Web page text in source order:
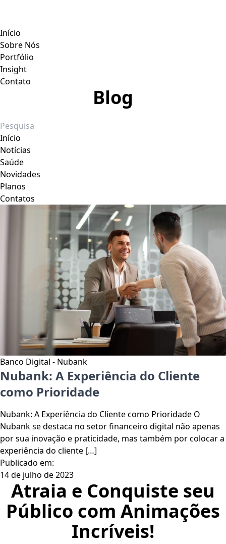
Início
Sobre Nós
Portfólio
Insight
Contato
Blog
Início
Notícias
Saúde
Novidades
Planos
Contatos
Banco Digital - Nubank
Nubank: A Experiência do Cliente
como Prioridade
Nubank: A Experiência do Cliente como Prioridade O
Nubank se destaca no setor financeiro digital não apenas
por sua inovação e praticidade, mas também por colocar a
experiência do cliente […]
Publicado em:
14 de julho de 2023
Atraia e Conquiste seu
Público com Animações
Incríveis!